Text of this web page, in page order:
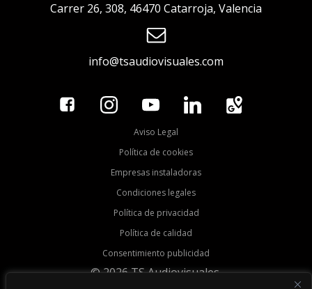
Carrer 26, 308, 46470 Catarroja, Valencia
info@tsaudiovisuales.com
Aviso Legal
Política de cookies
Empresas instaladoras
Condiciones legales
Política de privacidad
Política de calidad
Consentimiento publicidad
© 2026 TS Audiovisuales.